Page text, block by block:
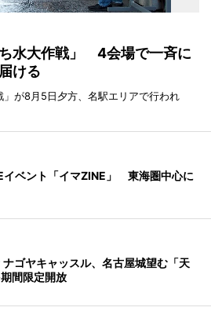
水大作戦」 4会場で一斉に
ける
」が8月5日夕方、名駅エリアで行われ
イベント「イマZINE」 東海圏中心に
ナゴヤキャッスル、名古屋城望む「天
間限定開放